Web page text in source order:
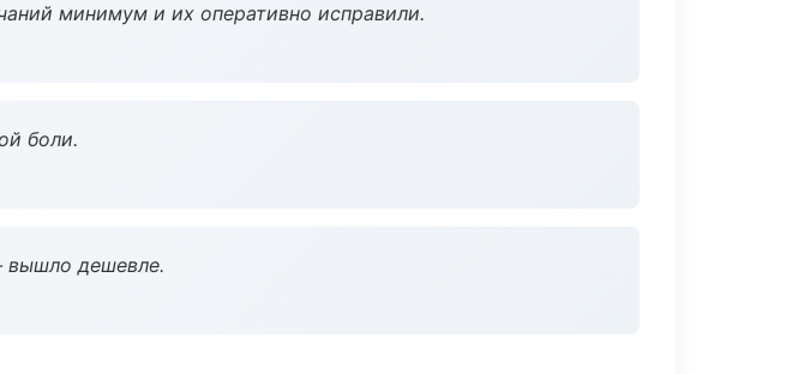
минимум и их оперативно исправили.
боли.
вышло дешевле.